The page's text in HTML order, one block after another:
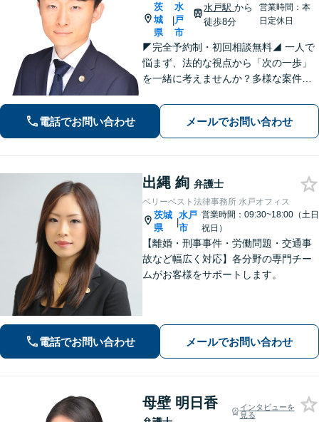
茨
城
県
|
水
戸
市
水戸駅から
徒歩8分
営業時間：本
日定休日
◤完全予約制・初回相談無料◢ 一人で
悩まず、法的な視点から「次の一歩」
を一緒に考えませんか？多様な案件に
合う解決策をご提案します。まずは安
心して現状をお聞かせください。【離
婚・不倫｜交通事故｜相続｜刑事｜企
業法務】
電話でお問い合わせ メールでお問い合わせ
出縄 絢 弁護士
ベリーベスト法律事務所 水戸オフィス
茨城
県
|
水戸
市
営業時間：09:30~18:00（土日
祝日）
【離婚・刑事事件・労働問題・交通事
故など幅広く対応】各分野の専門チー
ムがお客様をサポートします。
電話でお問い合わせ メールでお問い合わせ
母壁 明日香
インタビューを
見る